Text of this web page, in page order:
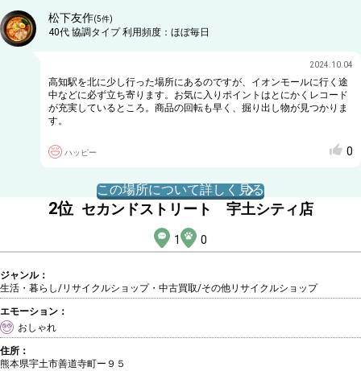
松下友作(5件)
40代 協調タイプ利用頻度： ほぼ毎日
2024.10.04
高知駅を北に少し行った場所にあるのですが、イオンモールに行く途
中などに必ず立ち寄ります。お気に入りポイントはとにかくレコード
が充実しているところ。商品の回転も早く、掘り出し物が見つかりま
す。
ハッピー 0
この場所について詳しく見る
2位 セカンドストリート 宇土シティ店
1 0
ジャンル：
生活・暮らし/リサイクルショップ・中古買取/その他リサイクルショップ
エモーション：
おしゃれ
住所：
熊本県宇土市善道寺町ー９５